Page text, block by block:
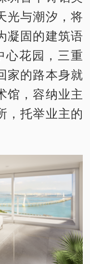
光与潮汐，将
凝固的建筑语
心花园，三重
家的路本身就
馆，容纳业主
，托举业主的